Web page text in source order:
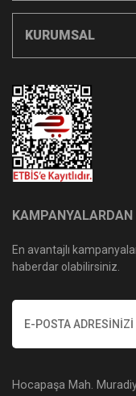
KURUMSAL
En avantajlı
haberdar olabilirsiniz.
Hocapaşa Mah.